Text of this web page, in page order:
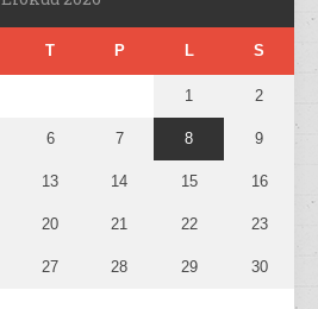
T P L S
1 2
6 7 8 9
13 14 15 16
20 21 22 23
27 28 29 30